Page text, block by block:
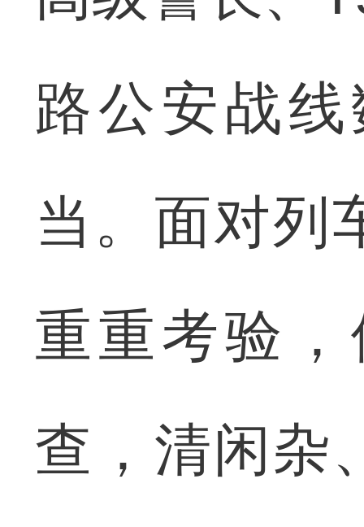
路公安战
当。面对列
重重考验
查，清闲杂